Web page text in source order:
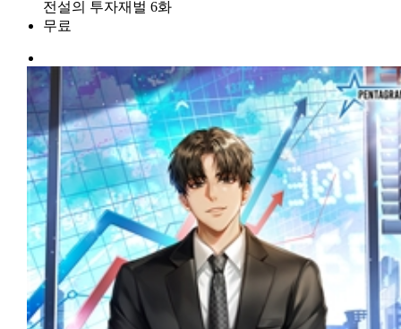
전설의 투자재벌 6화
무료